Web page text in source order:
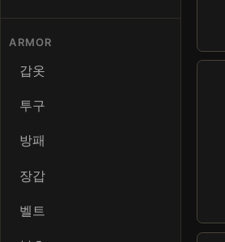
ARMOR
갑옷
투구
방패
장갑
벨트